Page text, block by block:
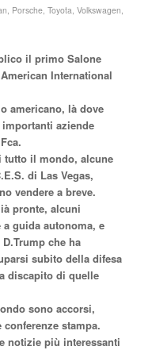
Porsche, Toyota Volkswagen
il primo Salone
International
americano, là dove
aziende
tutto il mondo, alcune
di Las Vegas,
vendere a breve.
pronte, alcuni
guida autonoma, e
che ha
subito della difesa
discapito di quelle
sono accorsi,
stampa.
notizie più interessanti